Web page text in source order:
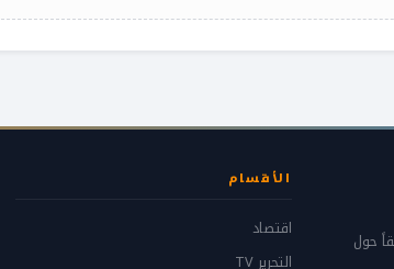
حول
الأقسام
اقتصاد
التحرير TV